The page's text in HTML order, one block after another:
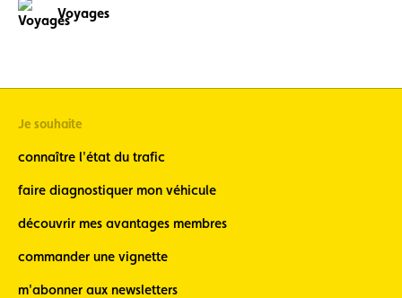
Voyages
Je souhaite
connaître l'état du trafic
faire diagnostiquer mon véhicule
découvrir mes avantages membres
commander une vignette
m'abonner aux newsletters